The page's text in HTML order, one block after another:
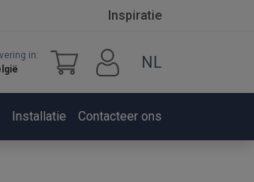
Inspiratie
in:
NL
Installatie Contacteer ons